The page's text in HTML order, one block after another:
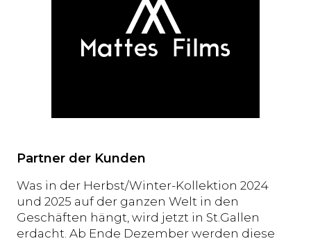
Partner der Kunden
Was in der Herbst/Winter-Kollektion 2024
und 2025 auf der ganzen Welt in den
Geschäften hängt, wird jetzt in St.Gallen
erdacht. Ab Ende Dezember werden diese